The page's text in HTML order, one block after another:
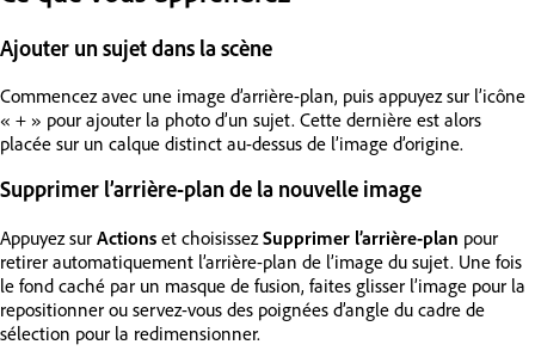
Ajouter un sujet dans la scène
Commencez avec une image d’arrière-plan, puis appuyez sur l’icône
« + » pour ajouter la photo d’un sujet. Cette dernière est alors
placée sur un calque distinct au-dessus de l’image d’origine.
Supprimer l’arrière-plan de la nouvelle image
Appuyez sur Actions et choisissezSupprimer l’arrière-plan pour
retirer automatiquement l’arrière-plan de l’image du sujet. Une fois
le fond caché par un masque de fusion, faites glisser l’image pour la
repositionner ou servez-vous des poignées d’angle du cadre de
sélection pour la redimensionner.